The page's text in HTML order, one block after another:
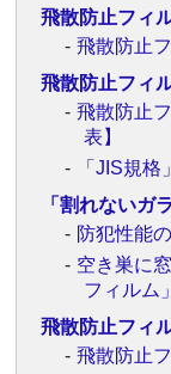
飛散防止フィ
飛散防止
飛散防止フィ
飛散防止
表】
「JIS規
「割れないガ
防犯性能
空き巣に
フィルム
飛散防止フィ
飛散防止